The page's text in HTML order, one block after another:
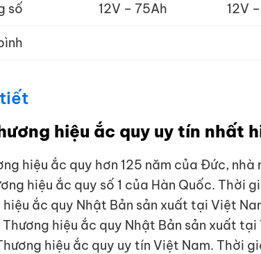
số 12V – 75Ah 12V
hiệu ắc quy uy tín nhất
hiệu ắc quy hơn 125 năm của Đức,
hiệu ắc quy số 1 của Hàn Quốc. Thời
hiệu ắc quy Nhật Bản sản xuất tại Việt
Thương hiệu ắc quy Nhật Bản sản xuất
hiệu ắc quy uy tín Việt Nam. Thời